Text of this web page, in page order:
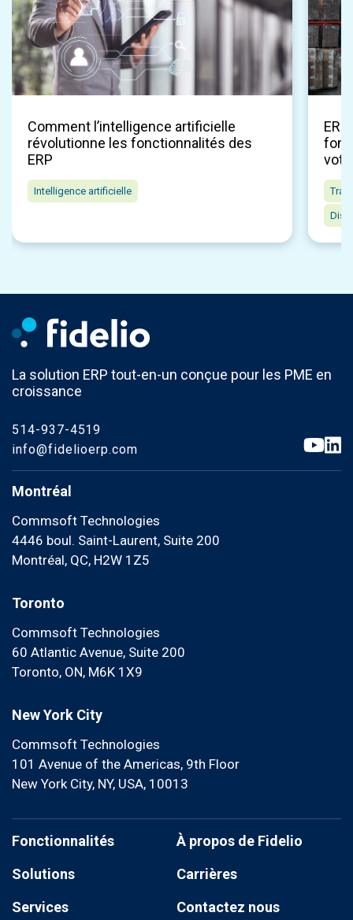
Comment l’intelligence artificielle
révolutionne les fonctionnalités des
ERP
Intelligence artificielle
La solution ERP tout-en-un conçue pour les PME en
croissance
514-937-4519
info@fidelioerp.com
Montréal
Commsoft Technologies
4446 boul. Saint-Laurent, Suite 200
Montréal, QC, H2W 1Z5
Toronto
Commsoft Technologies
60 Atlantic Avenue, Suite 200
Toronto, ON, M6K 1X9
New York City
Commsoft Technologies
101 Avenue of the Americas, 9th Floor
New York City, NY, USA, 10013
Fonctionnalités
Solutions
Services
À propos de Fidelio
Carrières
Contactez nous